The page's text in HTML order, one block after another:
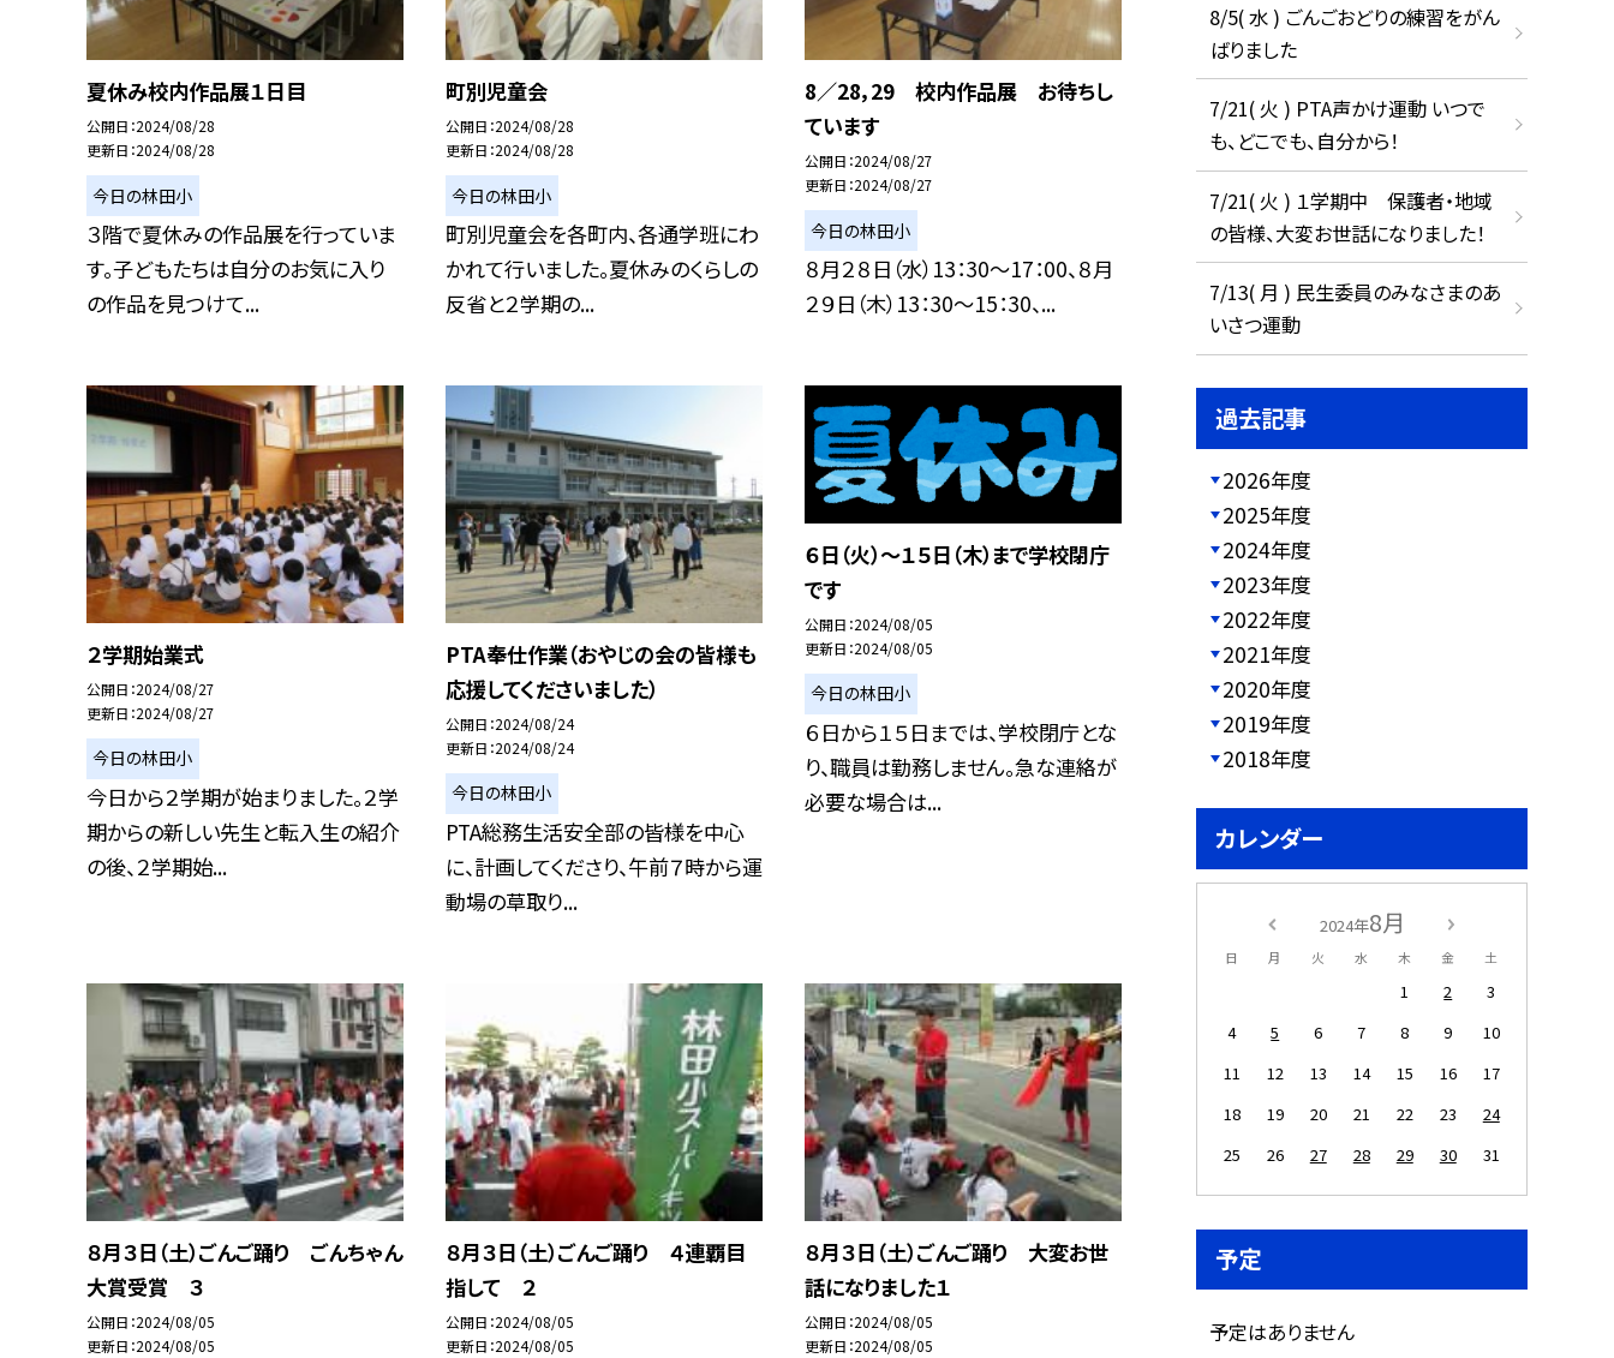
夏休み校内作品展１日目
公開日 2024/08/28
更新日 2024/08/28
今日の林田小
３階で夏休みの作品展を行っていま
す。子どもたちは自分のお気に入り
の作品を見つけて...
町別児童会
公開日 2024/08/28
更新日 2024/08/28
今日の林田小
町別児童会を各町内、各通学班にわ
かれて行いました。夏休みのくらしの
反省と２学期の...
8／28，29 校内作品展 お待ちし
ています
公開日 2024/08/27
更新日 2024/08/27
今日の林田小
８月２８日（水）13：30～17：00、８月
２９日（木）13：30～15：30、...
２学期始業式
公開日 2024/08/27
更新日 2024/08/27
今日の林田小
今日から２学期が始まりました。２学
期からの新しい先生と転入生の紹介
の後、２学期始...
PTA奉仕作業（おやじの会の皆様も
応援してくださいました）
公開日 2024/08/24
更新日 2024/08/24
今日の林田小
PTA総務生活安全部の皆様を中心
に、計画してくださり、午前７時から運
動場の草取り...
６日（火）〜１５日（木）まで学校閉庁
です
公開日 2024/08/05
更新日 2024/08/05
今日の林田小
６日から１５日までは、学校閉庁とな
り、職員は勤務しません。急な連絡が
必要な場合は...
８月３日（土）ごんご踊り ごんちゃん
大賞受賞 ３
公開日 2024/08/05
更新日 2024/08/05
８月３日（土）ごんご踊り ４連覇目
指して ２
公開日 2024/08/05
更新日 2024/08/05
８月３日（土）ごんご踊り 大変お世
話になりました１
公開日 2024/08/05
更新日 2024/08/05
8/5( 水 ) ごんごおどりの練習をがん
ばりました
7/21( 火 ) PTA声かけ運動 いつで
も、どこでも、自分から！
7/21( 火 ) １学期中 保護者・地域
の皆様、大変お世話になりました！
7/13( 月 ) 民生委員のみなさまのあ
いさつ運動
過去記事
2026年度
2025年度
2024年度
2023年度
2022年度
2021年度
2020年度
2019年度
2018年度
カレンダー
2024年8月
日 月 火 水 木 金 土
1 2
3
4
5 6 7 8 9
10
11
12 13 14 15 16
17
18
19 20 21 22 23
24
25
26 27 28 29 30 31
予定
予定はありません